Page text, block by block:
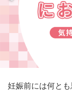
妊娠前には何と